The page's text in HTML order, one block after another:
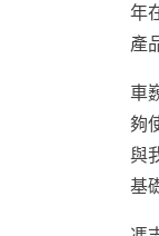
年
產
車
夠
與
基